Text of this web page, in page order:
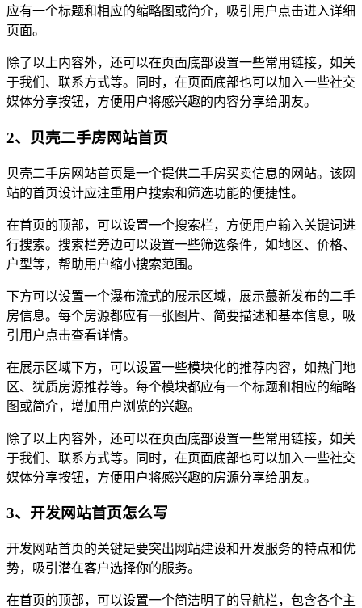
应有一个标题和相应的缩略图或简介，吸引用户点击进入详细
页面。
除了以上内容外，还可以在页面底部设置一些常用链接，如关
于我们、联系方式等。同时，在页面底部也可以加入一些社交
媒体分享按钮，方便用户将感兴趣的内容分享给朋友。
2、贝壳二手房网站首页
贝壳二手房网站首页是一个提供二手房买卖信息的网站。该网
站的首页设计应注重用户搜索和筛选功能的便捷性。
在首页的顶部，可以设置一个搜索栏，方便用户输入关键词进
行搜索。搜索栏旁边可以设置一些筛选条件，如地区、价格、
户型等，帮助用户缩小搜索范围。
下方可以设置一个瀑布流式的展示区域，展示蕞新发布的二手
房信息。每个房源都应有一张图片、简要描述和基本信息，吸
引用户点击查看详情。
在展示区域下方，可以设置一些模块化的推荐内容，如热门地
区、犹质房源推荐等。每个模块都应有一个标题和相应的缩略
图或简介，增加用户浏览的兴趣。
除了以上内容外，还可以在页面底部设置一些常用链接，如关
于我们、联系方式等。同时，在页面底部也可以加入一些社交
媒体分享按钮，方便用户将感兴趣的房源分享给朋友。
3、开发网站首页怎么写
开发网站首页的关键是要突出网站建设和开发服务的特点和优
势，吸引潜在客户选择你的服务。
在首页的顶部，可以设置一个简洁明了的导航栏，包含各个主